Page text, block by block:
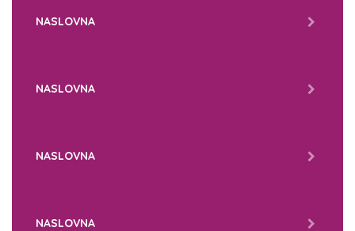
NASLOVNA
NASLOVNA
NASLOVNA
NASLOVNA